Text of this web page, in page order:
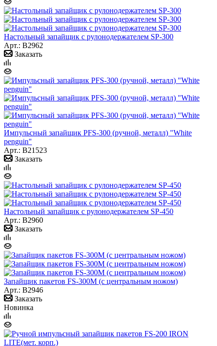
Настольный запайщик с рулонодержателем SP-300
Арт.: B2962
Заказать
Импульсный запайщик PFS-300 (ручной, металл) "White
penguin"
Арт.: B21523
Заказать
Настольный запайщик с рулонодержателем SP-450
Арт.: B2960
Заказать
Запайщик пакетов FS-300М (с центральным ножом)
Арт.: B2946
Заказать
Новинка